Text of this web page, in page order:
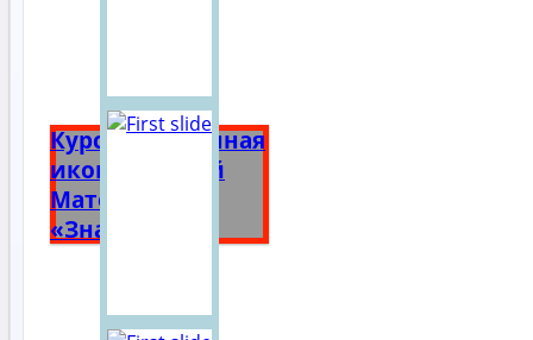
Курская Коренная
икона Божией
Матери
«Знамение»